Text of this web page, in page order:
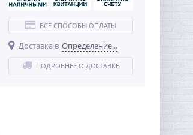
ВСЕ СПОСОБЫ ОПЛАТЫ
Доставка в Определение...
ПОДРОБНЕЕ О ДОСТАВКЕ